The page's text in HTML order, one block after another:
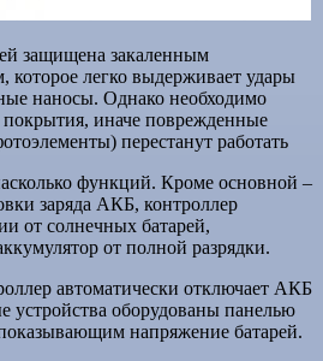
защищена закаленным
которое легко выдерживает удары
наносы. Однако необходимо
покрытия, иначе поврежденные
перестанут работать
функций. Кроме основной –
заряда АКБ, контроллер
от солнечных батарей,
от полной разрядки.
автоматически отключает АКБ
устройства оборудованы панелью
напряжение батарей.